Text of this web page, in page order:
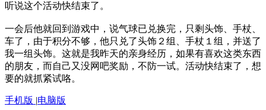
听说这个活动快结束了。
一会后他就回到游戏中，说气球已兑换完，只剩头饰、手杖、
车了，由于积分不够，他只兑了头饰２组、手杖１组，并送了
我一组头饰。这就是我昨天的亲身经历，如果有喜欢这类东西
的朋友，而自己又没网吧奖励，不防一试。活动快结束了，想
要的就抓紧试咯。
手机版 |电脑版